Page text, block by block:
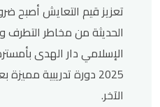
تعزيز قيم التعايش أصبح
الحديثة من مخاطر التطرف
2025 دورة تدريبية
الآخر.